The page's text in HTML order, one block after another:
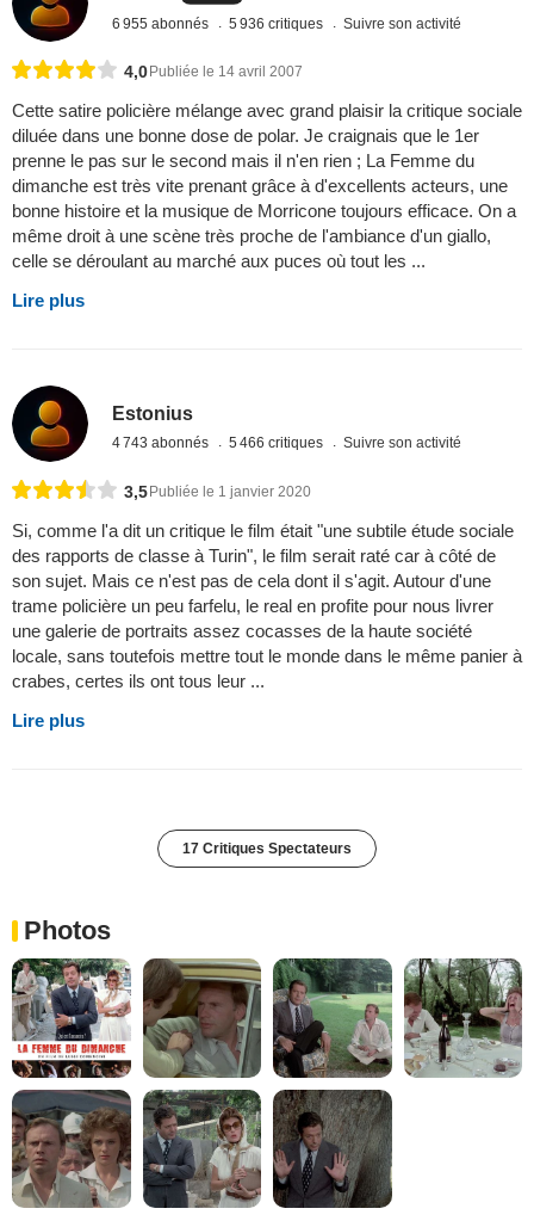
6 955 abonnés 5 936 critiques Suivre son activité
4,0 Publiée le 14 avril 2007
Cette satire policière mélange avec grand plaisir la critique sociale
diluée dans une bonne dose de polar. Je craignais que le 1er
prenne le pas sur le second mais il n'en rien ; La Femme du
dimanche est très vite prenant grâce à d'excellents acteurs, une
bonne histoire et la musique de Morricone toujours efficace. On a
même droit à une scène très proche de l'ambiance d'un giallo,
celle se déroulant au marché aux puces où tout les ...
Lire plus
Estonius
4 743 abonnés 5 466 critiques Suivre son activité
3,5 Publiée le 1 janvier 2020
Si, comme l'a dit un critique le film était "une subtile étude sociale
des rapports de classe à Turin", le film serait raté car à côté de
son sujet. Mais ce n'est pas de cela dont il s'agit. Autour d'une
trame policière un peu farfelu, le real en profite pour nous livrer
une galerie de portraits assez cocasses de la haute société
locale, sans toutefois mettre tout le monde dans le même panier à
crabes, certes ils ont tous leur ...
Lire plus
17 Critiques Spectateurs
Photos